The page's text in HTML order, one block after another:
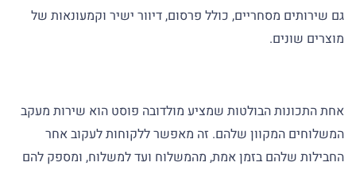
גם שירותים מסחריים, כולל פרסום, דיוור ישיר וקמעונאות של
מוצרים שונים.
אחת התכונות הבולטות שמציע מולדובה פוסט הוא שירות מעקב
המשלוחים המקוון שלהם. זה מאפשר ללקוחות לעקוב אחר
החבילות שלהם בזמן אמת, מהמשלוח ועד למשלוח, ומספק להם